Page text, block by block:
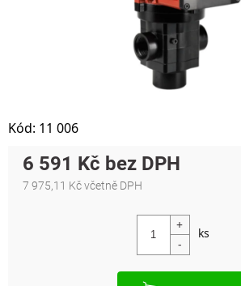
6 591 Kč
7 975,11 Kč včetně DPH
Kód: 11 006